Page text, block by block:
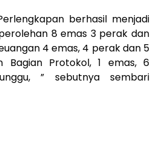
berhasil menjadi
8 emas 3 perak dan
4 emas, 4 perak dan 5
Bagian Protokol, 1 emas, 6
” sebutnya sembari